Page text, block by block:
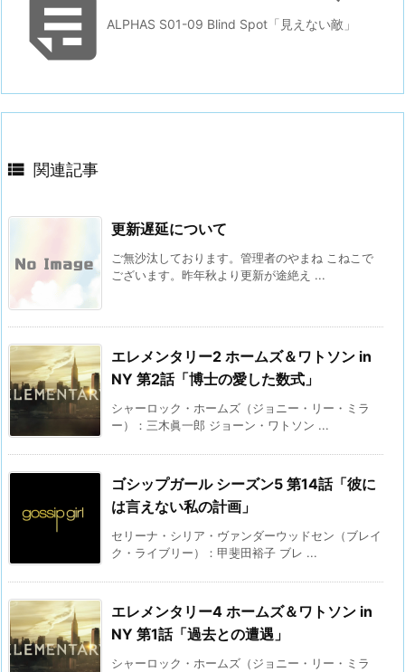
ALPHAS S01-09 Blind Spot「見えない敵」
 関連記事
更新遅延について
ご無沙汰しております。管理者のやまね こねこで
ございます。昨年秋より更新が途絶え ...
エレメンタリー2 ホームズ＆ワトソン in
NY 第2話「博士の愛した数式」
シャーロック・ホームズ（ジョニー・リー・ミラ
ー）：三木眞一郎 ジョーン・ワトソン ...
ゴシップガール シーズン5 第14話「彼に
は言えない私の計画」
セリーナ・シリア・ヴァンダーウッドセン（ブレイ
ク・ライブリー）：甲斐田裕子 ブレ ...
エレメンタリー4 ホームズ＆ワトソン in
NY 第1話「過去との遭遇」
シャーロック・ホームズ（ジョニー・リー・ミラ